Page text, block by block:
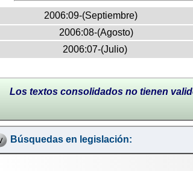
2006:09-(Septiembre)
2006:08-(Agosto)
2006:07-(Julio)
Los textos consolidados no tienen
Búsquedas en legislación: